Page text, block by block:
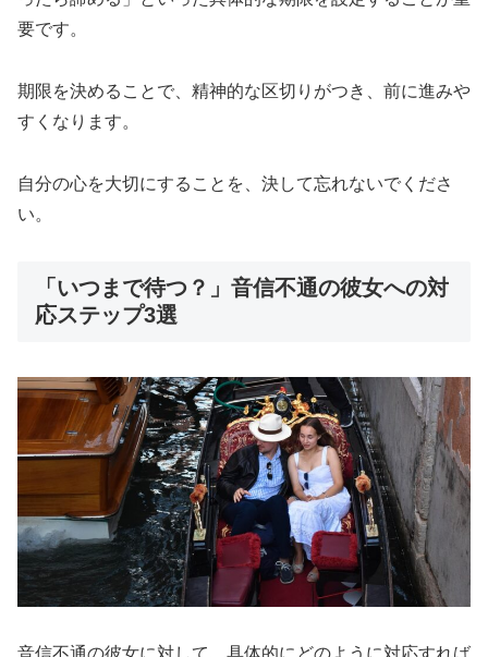
要です。
期限を決めることで、精神的な区切りがつき、前に進みや
すくなります。
自分の心を大切にすることを、決して忘れないでくださ
い。
「いつまで待つ？」音信不通の彼女への対
応ステップ3選
音信不通の彼女に対して、具体的にどのように対応すれば